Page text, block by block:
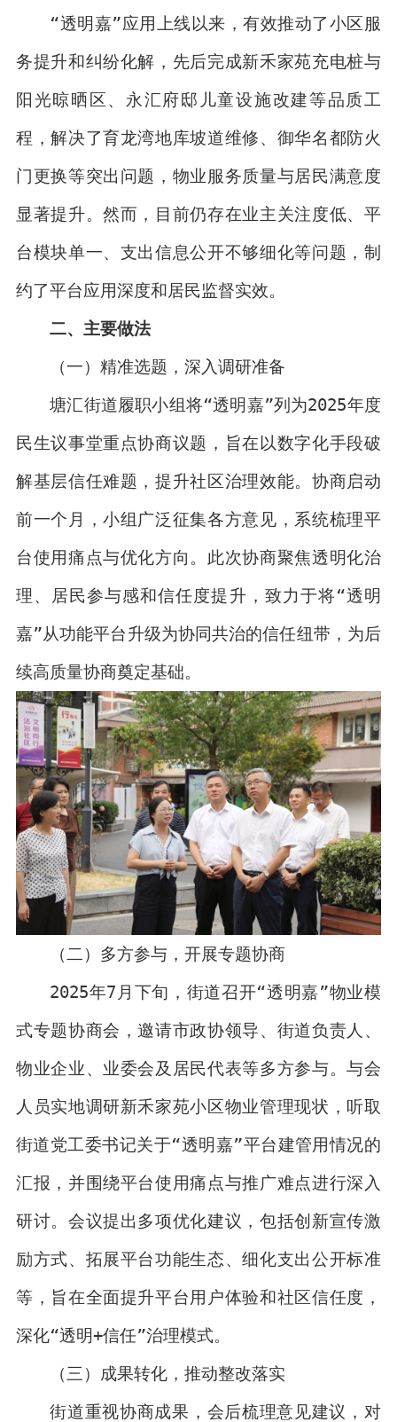
“透明嘉”应用上线以来，有效推动了小区服
务提升和纠纷化解，先后完成新禾家苑充电桩与
阳光晾晒区、永汇府邸儿童设施改建等品质工
程，解决了育龙湾地库坡道维修、御华名都防火
门更换等突出问题，物业服务质量与居民满意度
显著提升。然而，目前仍存在业主关注度低、平
台模块单一、支出信息公开不够细化等问题，制
约了平台应用深度和居民监督实效。
二、主要做法
（一）精准选题，深入调研准备
塘汇街道履职小组将“透明嘉”列为2025年度
民生议事堂重点协商议题，旨在以数字化手段破
解基层信任难题，提升社区治理效能。协商启动
前一个月，小组广泛征集各方意见，系统梳理平
台使用痛点与优化方向。此次协商聚焦透明化治
理、居民参与感和信任度提升，致力于将“透明
嘉”从功能平台升级为协同共治的信任纽带，为后
续高质量协商奠定基础。
（二）多方参与，开展专题协商
2025年7月下旬，街道召开“透明嘉”物业模
式专题协商会，邀请市政协领导、街道负责人、
物业企业、业委会及居民代表等多方参与。与会
人员实地调研新禾家苑小区物业管理现状，听取
街道党工委书记关于“透明嘉”平台建管用情况的
汇报，并围绕平台使用痛点与推广难点进行深入
研讨。会议提出多项优化建议，包括创新宣传激
励方式、拓展平台功能生态、细化支出公开标准
等，旨在全面提升平台用户体验和社区信任度，
深化“透明+信任”治理模式。
（三）成果转化，推动整改落实
街道重视协商成果，会后梳理意见建议，对